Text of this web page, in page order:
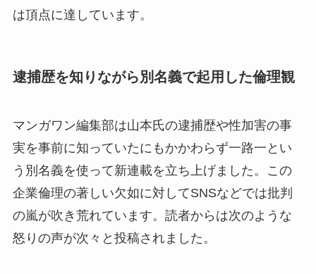
は頂点に達しています。
逮捕歴を知りながら別名義で起用した倫理観
マンガワン編集部は山本氏の逮捕歴や性加害の事
実を事前に知っていたにもかかわらず一路一とい
う別名義を使って新連載を立ち上げました。この
企業倫理の著しい欠如に対してSNSなどでは批判
の嵐が吹き荒れています。読者からは次のような
怒りの声が次々と投稿されました。